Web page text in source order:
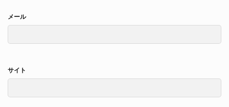
メール
サイト